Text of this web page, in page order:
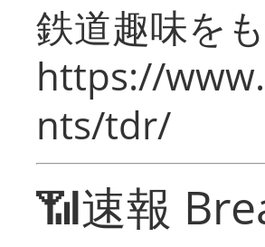
鉄道趣味を
https://
nts/tdr/
📶速報